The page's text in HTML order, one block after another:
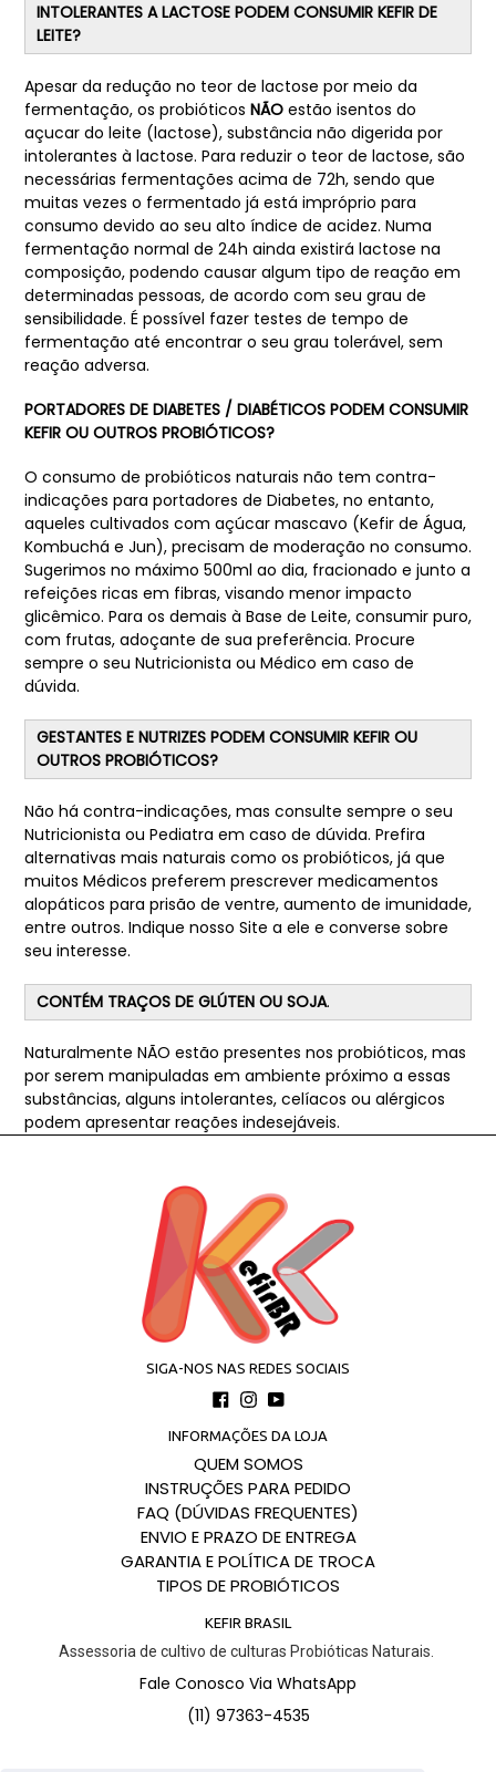
INTOLERANTES A LACTOSE PODEM CONSUMIR KEFIR DE
LEITE?
Apesar da redução no teor de lactose por meio da
fermentação, os probióticos NÃO estão isentos do
açucar do leite (lactose), substância não digerida por
intolerantes à lactose. Para reduzir o teor de lactose, são
necessárias fermentações acima de 72h, sendo que
muitas vezes o fermentado já está impróprio para
consumo devido ao seu alto índice de acidez. Numa
fermentação normal de 24h ainda existirá lactose na
composição, podendo causar algum tipo de reação em
determinadas pessoas, de acordo com seu grau de
sensibilidade. É possível fazer testes de tempo de
fermentação até encontrar o seu grau tolerável, sem
reação adversa.
PORTADORES DE DIABETES / DIABÉTICOS PODEM CONSUMIR
KEFIR OU OUTROS PROBIÓTICOS?
O consumo de probióticos naturais não tem contra-
indicações para portadores de Diabetes, no entanto,
aqueles cultivados com açúcar mascavo (Kefir de Água,
Kombuchá e Jun), precisam de moderação no consumo.
Sugerimos no máximo 500ml ao dia, fracionado e junto a
refeições ricas em fibras, visando menor impacto
glicêmico. Para os demais à Base de Leite, consumir puro,
com frutas, adoçante de sua preferência. Procure
sempre o seu Nutricionista ou Médico em caso de
dúvida.
GESTANTES E NUTRIZES PODEM CONSUMIR KEFIR OU
OUTROS PROBIÓTICOS?
Não há contra-indicações, mas consulte sempre o seu
Nutricionista ou Pediatra em caso de dúvida. Prefira
alternativas mais naturais como os probióticos, já que
muitos Médicos preferem prescrever medicamentos
alopáticos para prisão de ventre, aumento de imunidade,
entre outros. Indique nosso Site a ele e converse sobre
seu interesse.
CONTÉM TRAÇOS DE GLÚTEN OU SOJA.
Naturalmente NÃO estão presentes nos probióticos, mas
por serem manipuladas em ambiente próximo a essas
substâncias, alguns intolerantes, celíacos ou alérgicos
podem apresentar reações indesejáveis.
SIGA-NOS NAS REDES SOCIAIS
Facebook
Instagram
YouTube
INFORMAÇÕES DA LOJA
QUEM SOMOS
INSTRUÇÕES PARA PEDIDO
FAQ (DÚVIDAS FREQUENTES)
ENVIO E PRAZO DE ENTREGA
GARANTIA E POLÍTICA DE TROCA
TIPOS DE PROBIÓTICOS
KEFIR BRASIL
Assessoria de cultivo de culturas Probióticas Naturais.
Fale Conosco Via WhatsApp
(11) 97363-4535